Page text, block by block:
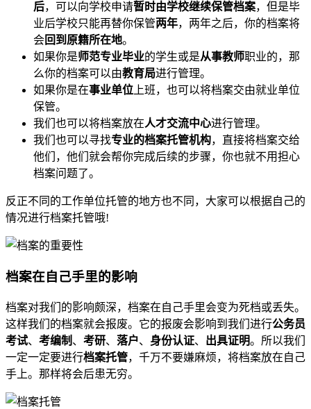
后，可以向学校申请暂时由学校继续保管档案，但是毕
业后学校只能再替你保管两年，两年之后，你的档案将
会回到原籍所在地。
如果你是师范专业毕业的学生或是从事教师职业的，那
么你的档案可以由教育局进行管理。
如果你是在事业单位 上班，也可以将档案交由就业单位
保管。
我们也可以将档案放在人才交流中心进行管理。
我们也可以寻找专业的档案托管机构，直接将档案交给
他们，他们就会帮你完成后续的步骤，你也就不用担心
档案问题了。
反正不同的工作单位托管的地方也不同，大家可以根据自己的
情况进行档案托管哦!
档案在自己手里的影响
档案对我们的影响颇深，档案在自己手里会变为死档或丢失。
这样我们的档案就会报废。它的报废会影响到我们进行公务员
考试、 考编制 、 考研、 落户、 身份认证、 出具证明。所以我们
一定一定要进行档案托管，千万不要嫌麻烦，将档案放在自己
手上。那样将会后患无穷。